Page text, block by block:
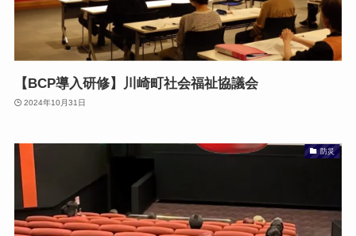
【BCP導入研修】川崎町社会福祉協議会
2024年10月31日
防災